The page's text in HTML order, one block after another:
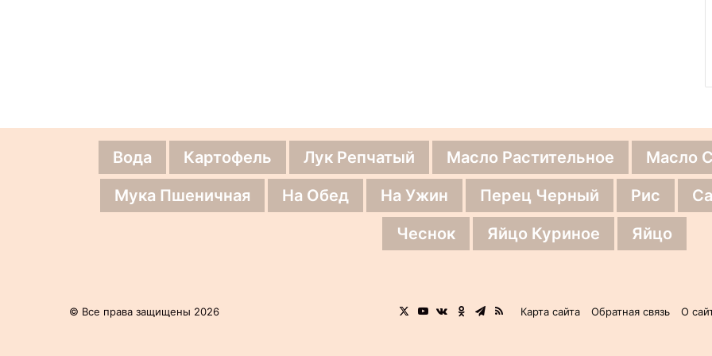
Вода Картофель Лук Репчатый Масло Растительное Масло
Мука Пшеничная
На Обед На Ужин Перец Черный Рис
Чеснок
Яйцо Куриное Яйцо
© Все права защищены 2026 Карта сайта Обратная связь О
X YouTubevk.comОдноклассники
Telegram
RSS